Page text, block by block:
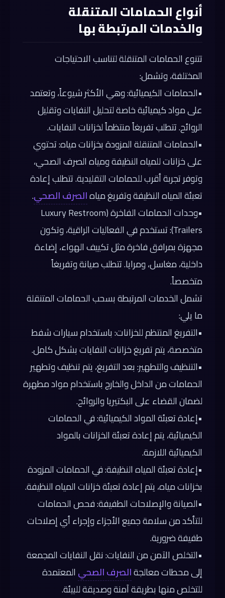
أنواع الحمامات المتنقلة
والخدمات المرتبطة بها
تتنوع الحمامات المتنقلة لتناسب الاحتياجات
المختلفة، وتشمل:
•الحمامات الكيميائية:وهي الأكثر شيوعاً، وتعتمد
على مواد كيميائية خاصة لتحليل النفايات وتقليل
الروائح. تتطلب تفريغاً منتظماً لخزانات النفايات.
•الحمامات المتنقلة المزودة بخزانات مياه:تحتوي
على خزانات للمياه النظيفة ومياه الصرف الصحي،
وتوفر تجربة أقرب للحمامات التقليدية. تتطلب إعادة
تعبئة المياه النظيفة وتفريغ مياهالصرف الصحي.
•
وحدات الحمامات الفاخرة (Luxury Restroom
Trailers): تستخدم في الفعاليات الراقية، وتكون
مجهزة بمرافق فاخرة مثل تكييف الهواء، إضاءة
داخلية، مغاسل، ومرايا. تتطلب صيانة وتفريغاً
متخصصاً.
تشمل الخدمات المرتبطة بسحب الحمامات المتنقلة
ما يلي:
•التفريغ المنتظم للخزانات:باستخدام سيارات شفط
متخصصة، يتم تفريغ خزانات النفايات بشكل كامل.
•التنظيف والتطهير:بعد التفريغ، يتم تنظيف وتطهير
الحمامات من الداخل والخارج باستخدام مواد مطهرة
لضمان القضاء على البكتيريا والروائح.
•إعادة تعبئة المواد الكيميائية:في الحمامات
الكيميائية، يتم إعادة تعبئة الخزانات بالمواد
الكيميائية اللازمة.
•إعادة تعبئة المياه النظيفة:في الحمامات المزودة
بخزانات مياه، يتم إعادة تعبئة خزانات المياه النظيفة.
•الصيانة والإصلاحات الطفيفة:فحص الحمامات
للتأكد من سلامة جميع الأجزاء وإجراء أي إصلاحات
طفيفة ضرورية.
•التخلص الآمن من النفايات: نقل النفايات المجمعة
إلى محطات معالجةالصرف الصحيالمعتمدة
للتخلص منها بطريقة آمنة وصديقة للبيئة.